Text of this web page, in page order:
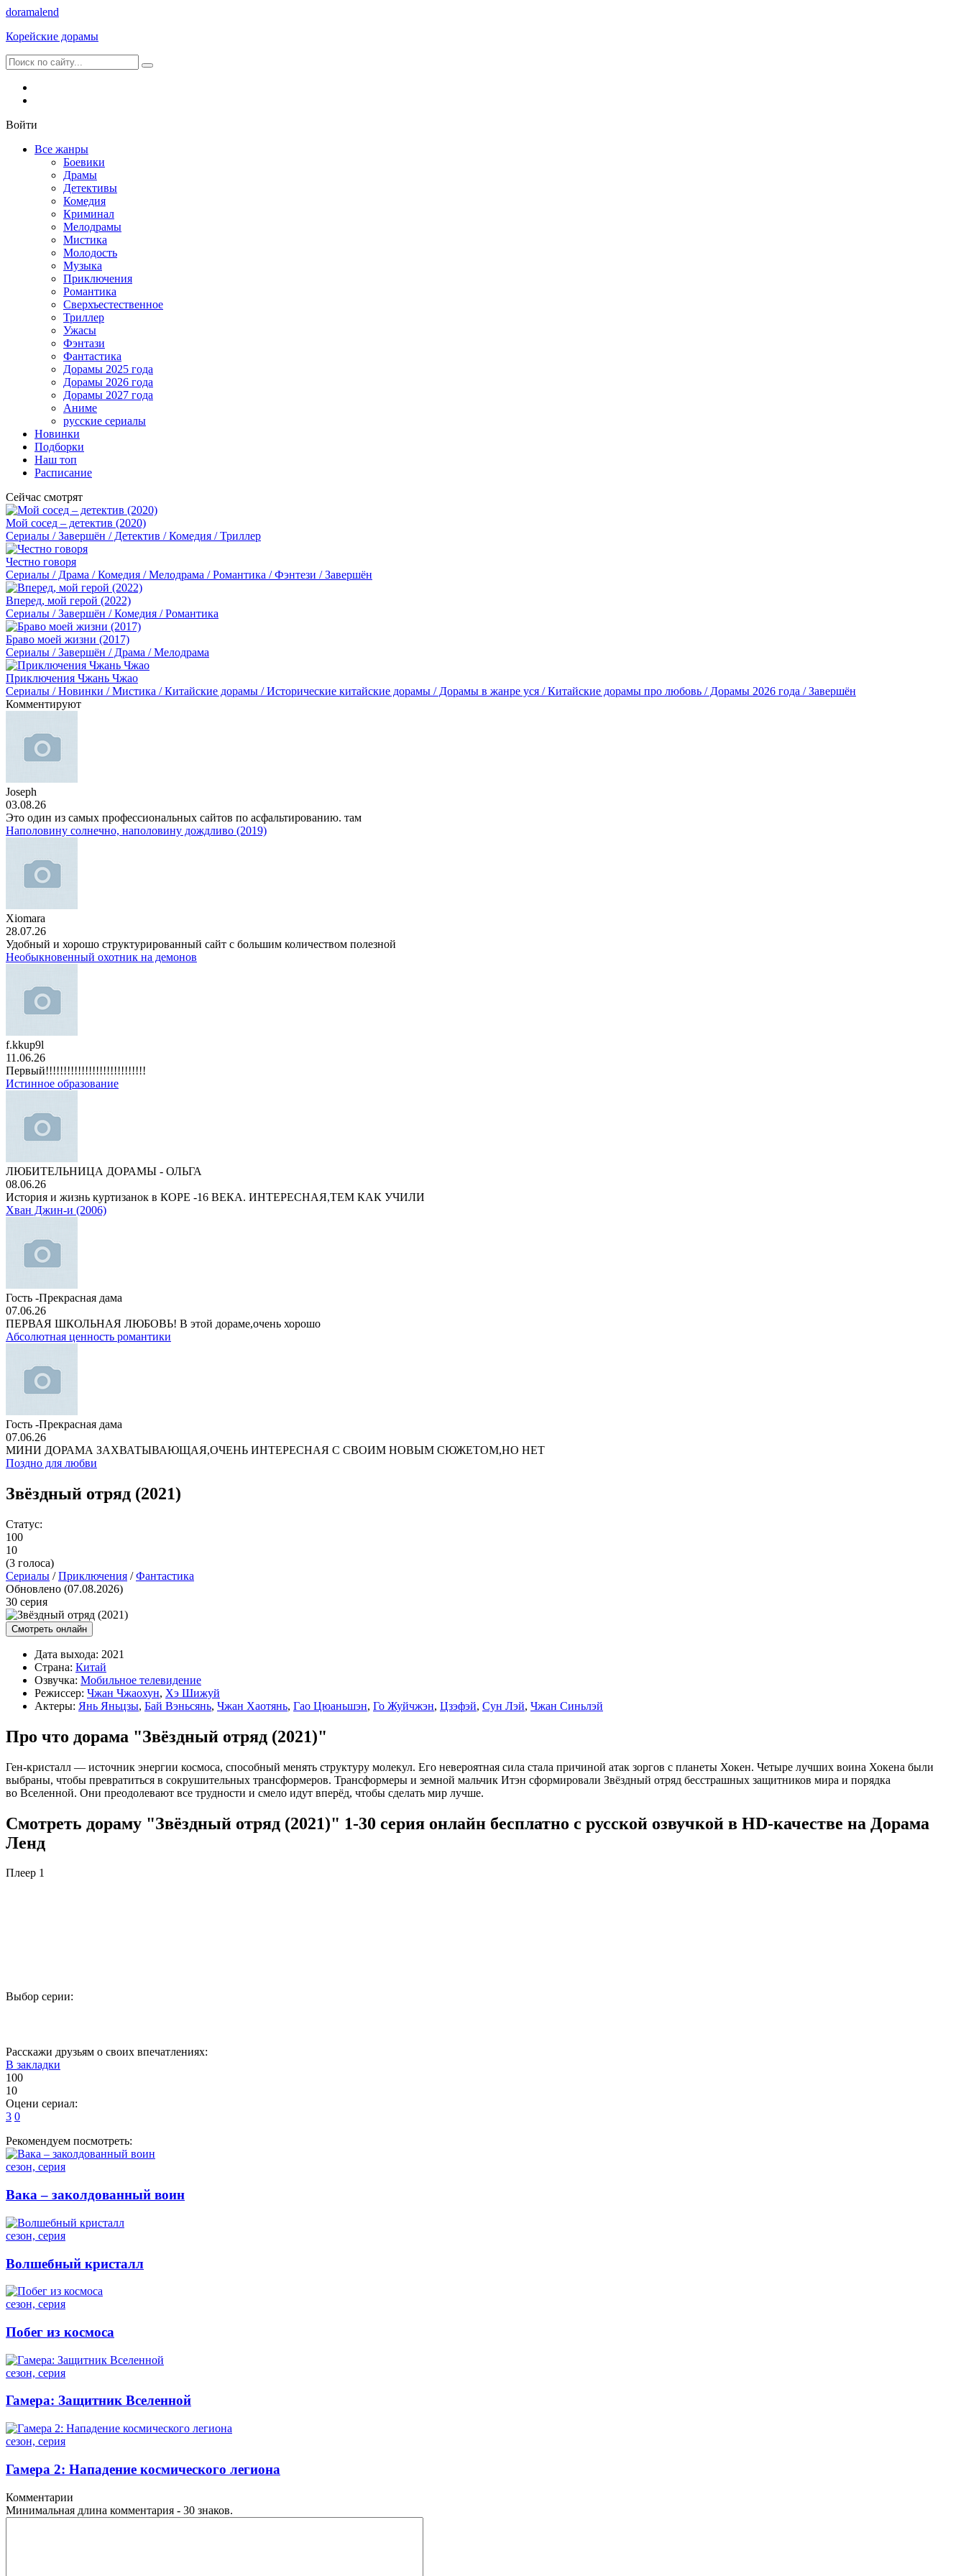
doramalend
Корейские дорамы
Войти
Все жанры
Боевики
Драмы
Детективы
Комедия
Криминал
Мелодрамы
Мистика
Молодость
Музыка
Приключения
Романтика
Сверхъестественное
Триллер
Ужасы
Фэнтази
Фантастика
Дорамы 2025 года
Дорамы 2026 года
Дорамы 2027 года
Аниме
русские сериалы
Новинки
Подборки
Наш топ
Расписание
Сейчас смотрят
Мой сосед – детектив (2020)
Сериалы / Завершён / Детектив / Комедия / Триллер
Честно говоря
Сериалы / Драма / Комедия / Мелодрама / Романтика / Фэнтези / Завершён
Вперед, мой герой (2022)
Сериалы / Завершён / Комедия / Романтика
Браво моей жизни (2017)
Сериалы / Завершён / Драма / Мелодрама
Приключения Чжань Чжао
Сериалы / Новинки / Мистика / Китайские дорамы / Исторические китайские дорамы / Дорамы в жанре уся / Китайские дорамы про любовь / Дорамы 2026 года / Завершён
Комментируют
Joseph
03.08.26
Это один из самых профессиональных сайтов по асфальтированию. там
Наполовину солнечно, наполовину дождливо (2019)
Xiomara
28.07.26
Удобный и хорошо структурированный сайт с большим количеством полезной
Необыкновенный охотник на демонов
f.kkup9l
11.06.26
Первый!!!!!!!!!!!!!!!!!!!!!!!!!!!!
Истинное образование
ЛЮБИТЕЛЬНИЦА ДОРАМЫ - ОЛЬГА
08.06.26
История и жизнь куртизанок в КОРЕ -16 ВЕКА. ИНТЕРЕСНАЯ,ТЕМ КАК УЧИЛИ
Хван Джин-и (2006)
Гость -Прекрасная дама
07.06.26
ПЕРВАЯ ШКОЛЬНАЯ ЛЮБОВЬ! В этой дораме,очень хорошо
Абсолютная ценность романтики
Гость -Прекрасная дама
07.06.26
МИНИ ДОРАМА ЗАХВАТЫВАЮЩАЯ,ОЧЕНЬ ИНТЕРЕСНАЯ С СВОИМ НОВЫМ СЮЖЕТОМ,НО НЕТ
Поздно для любви
Звёздный отряд (2021)
Статус:
100
10
(3 голоса)
Сериалы /Приключения /Фантастика
Обновлено (07.08.2026)
30 серия
Смотреть онлайн
Дата выхода: 2021
Страна: Китай
Озвучка: Мобильное телевидение
Режиссер: Чжан Чжаохун, Хэ Шижуй
Актеры: Янь Яньцзы, Бай Вэньсянь, Чжан Хаотянь, Гао Цюаньшэн, Го Жуйчжэн, Цзэфэй, Сун Лэй, Чжан Синьлэй
Про что дорама "Звёздный отряд (2021)"
Ген-кристалл — источник энергии космоса, способный менять структуру молекул. Его невероятная сила стала причиной атак зоргов с планеты Хокен. Четыре лучших воина Хокена были
выбраны, чтобы превратиться в сокрушительных трансформеров. Трансформеры и земной мальчик Итэн сформировали Звёздный отряд бесстрашных защитников мира и порядка
во Вселенной. Они преодолевают все трудности и смело идут вперёд, чтобы сделать мир лучше.
Смотреть дораму "Звёздный отряд (2021)" 1-30 серия онлайн бесплатно с русской озвучкой в HD-качестве на Дорама
Ленд
Плеер 1
Выбор серии:
Расскажи друзьям о своих впечатлениях:
В закладки
100
10
Оцени сериал:
3 0
Рекомендуем посмотреть:
сезон, серия
Вака – заколдованный воин
сезон, серия
Волшебный кристалл
сезон, серия
Побег из космоса
сезон, серия
Гамера: Защитник Вселенной
сезон, серия
Гамера 2: Нападение космического легиона
Комментарии
Минимальная длина комментария - 30 знаков.